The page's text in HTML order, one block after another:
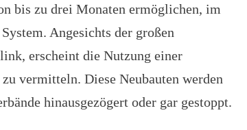
bis zu drei Monaten ermöglichen, im
Angesichts der großen
erscheint die Nutzung einer
vermitteln. Diese Neubauten werden
hinausgezögert oder gar gestoppt.